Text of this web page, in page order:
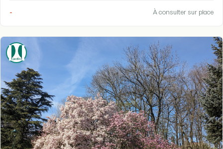
- À consulter sur place